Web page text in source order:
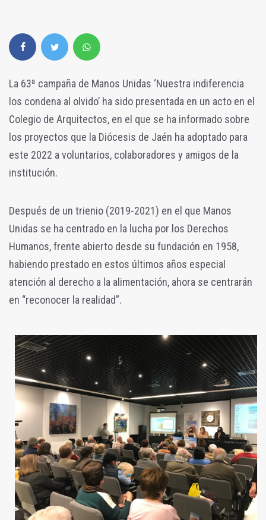
La 63ª campaña de Manos Unidas ‘Nuestra indiferencia
los condena al olvido’ ha sido presentada en un acto en el
Colegio de Arquitectos, en el que se ha informado sobre
los proyectos que la Diócesis de Jaén ha adoptado para
este 2022 a voluntarios, colaboradores y amigos de la
institución.
Después de un trienio (2019-2021) en el que Manos
Unidas se ha centrado en la lucha por los Derechos
Humanos, frente abierto desde su fundación en 1958,
habiendo prestado en estos últimos años especial
atención al derecho a la alimentación, ahora se centrarán
en “reconocer la realidad”.